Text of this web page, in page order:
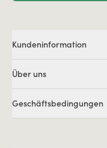
Kundeninformation
Über uns
Geschäftsbedingungen